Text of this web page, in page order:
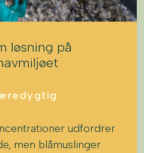
løsning på
udfordrer
men blåmuslinger